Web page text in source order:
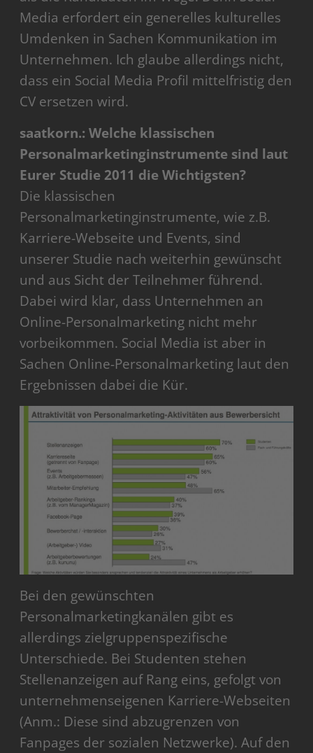
Media erfordert ein generelles kulturelles
Umdenken in Sachen Kommunikation im
Unternehmen. Ich glaube allerdings nicht,
dass ein Social Media Profil mittelfristig den
CV ersetzen wird.
saatkorn.: Welche klassischen
Personalmarketinginstrumente sind laut
Eurer Studie 2011 die Wichtigsten?
Die klassischen
Personalmarketinginstrumente, wie z.B.
Karriere-Webseite und Events, sind
unserer Studie nach weiterhin gewünscht
und aus Sicht der Teilnehmer führend.
Dabei wird klar, dass Unternehmen an
Online-Personalmarketing nicht mehr
vorbeikommen. Social Media ist aber in
Sachen Online-Personalmarketing laut den
Ergebnissen dabei die Kür.
Bei den gewünschten
Personalmarketingkanälen gibt es
allerdings zielgruppenspezifische
Unterschiede. Bei Studenten stehen
Stellenanzeigen auf Rang eins, gefolgt von
unternehmenseigenen Karriere-Webseiten
(Anm.: Diese sind abzugrenzen von
Fanpages der sozialen Netzwerke). Auf den